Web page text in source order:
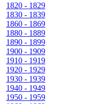
1820 - 1829
1830 - 1839
1860 - 1869
1880 - 1889
1890 - 1899
1900 - 1909
1910 - 1919
1920 - 1929
1930 - 1939
1940 - 1949
1950 - 1959